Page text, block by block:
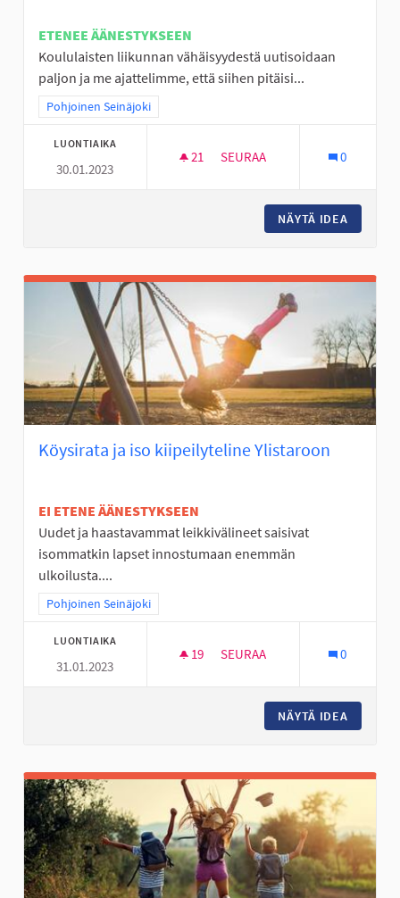
ETENEE ÄÄNESTYKSEEN
Koululaisten liikunnan vähäisyydestä uutisoidaan
paljon ja me ajattelimme, että siihen pitäisi...
Rajaa tulokset teeman mukaan: Pohjoinen Seinäjoki
Pohjoinen Seinäjoki
LUONTIAIKA
30.01.2023
21 21 SEURAAJAA
SEURAA 0
NÄYTÄ IDEA
Köysirata ja iso kiipeilyteline Ylistaroon
EI ETENE ÄÄNESTYKSEEN
Uudet ja haastavammat leikkivälineet saisivat
isommatkin lapset innostumaan enemmän
ulkoilusta....
Rajaa tulokset teeman mukaan: Pohjoinen Seinäjoki
Pohjoinen Seinäjoki
LUONTIAIKA
31.01.2023
19 19 SEURAAJAA
SEURAA 0
NÄYTÄ IDEA